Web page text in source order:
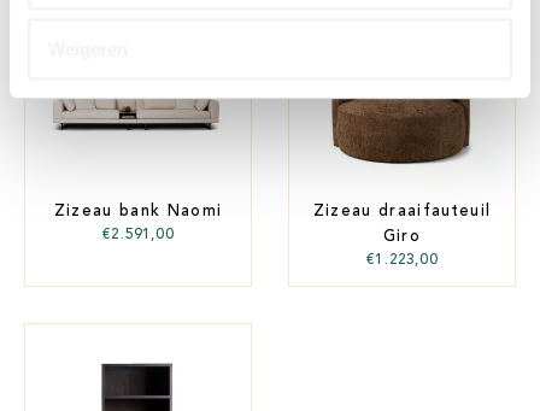
Zizeau bank Naomi
€2.591,00
Zizeau draaifauteuil
Giro
€1.223,00